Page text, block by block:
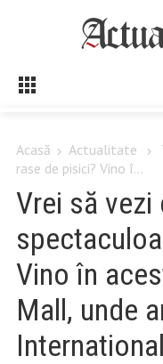
Acasă Actualitate
rase de pisici? Vino î...
Vrei să vezi
Vino în
Mall, unde